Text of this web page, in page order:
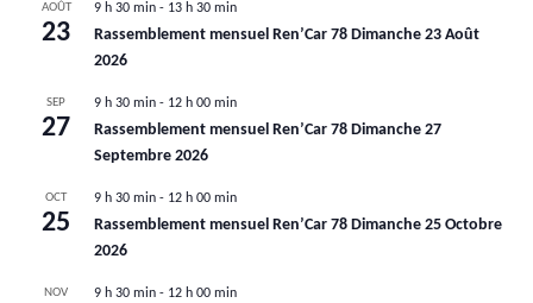
AOÛT
23
9 h 30 min - 13 h 30 min
Rassemblement mensuel Ren’Car 78 Dimanche 23 Août
2026
SEP
27
9 h 30 min - 12 h 00 min
Rassemblement mensuel Ren’Car 78 Dimanche 27
Septembre 2026
OCT
25
9 h 30 min - 12 h 00 min
Rassemblement mensuel Ren’Car 78 Dimanche 25 Octobre
2026
NOV 9 h 30 min - 12 h 00 min